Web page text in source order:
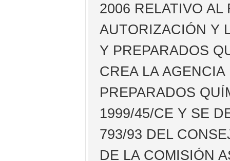
2006 RELATIVO AL
AUTORIZACIÓN Y
Y PREPARADOS
CREA LA
PREPARADOS
1999/45/CE Y SE
793/93 DEL
DE LA COMISIÓN